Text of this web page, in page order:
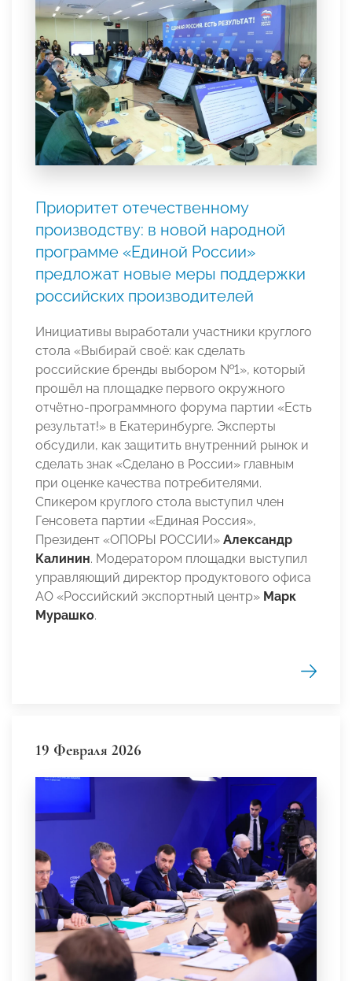
Приоритет отечественному
производству: в новой народной
программе «Единой России»
предложат новые меры поддержки
российских производителей
Инициативы выработали участники круглого
стола «Выбирай своё: как сделать
российские бренды выбором №1», который
прошёл на площадке первого окружного
отчётно-программного форума партии «Есть
результат!» в Екатеринбурге. Эксперты
обсудили, как защитить внутренний рынок и
сделать знак «Сделано в России» главным
при оценке качества потребителями.
Спикером круглого стола выступил член
Генсовета партии «Единая Россия»,
Президент «ОПОРЫ РОССИИ» Александр
Калинин. Модератором площадки выступил
управляющий директор продуктового офиса
АО «Российский экспортный центр» Марк
Мурашко.
19 Февраля 2026